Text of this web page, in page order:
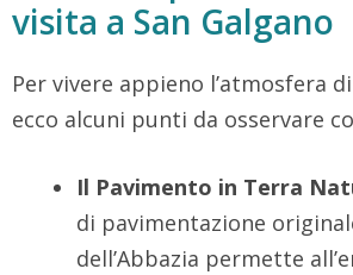
visita a San Galgano
Per vivere appieno l’atmosfera
ecco alcuni punti da osservare
Il Pavimento in Terra
di pavimentazione
dell’Abbazia permette